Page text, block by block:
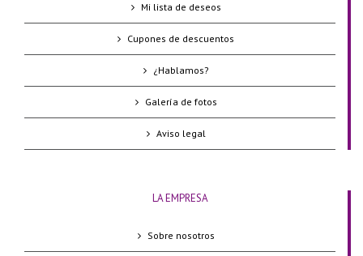
Mi lista de deseos
Cupones de descuentos
¿Hablamos?
Galería de fotos
Aviso legal
LA EMPRESA
Sobre nosotros